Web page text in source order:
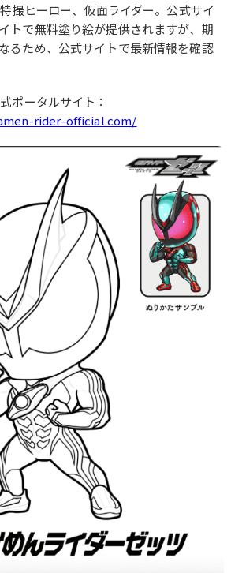
撮ヒーロー、仮面ライダー。公式サイ
トで無料塗り絵が提供されますが、期
るため、公式サイトで最新情報を確認
ポータルサイト：
rider-official.com/